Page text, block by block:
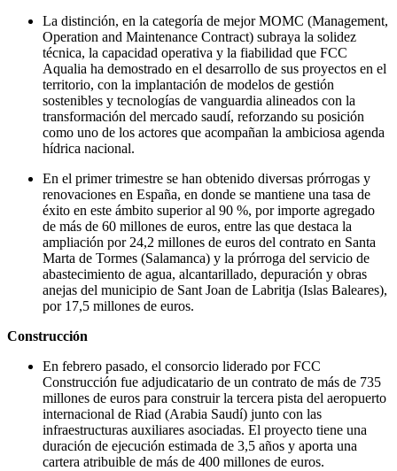
La distinción, en la categoría de mejor MOMC (Management,
Operation and Maintenance Contract) subraya la solidez
técnica, la capacidad operativa y la fiabilidad que FCC
Aqualia ha demostrado en el desarrollo de sus proyectos en el
territorio, con la implantación de modelos de gestión
sostenibles y tecnologías de vanguardia alineados con la
transformación del mercado saudí, reforzando su posición
como uno de los actores que acompañan la ambiciosa agenda
hídrica nacional.
En el primer trimestre se han obtenido diversas prórrogas y
renovaciones en España, en donde se mantiene una tasa de
éxito en este ámbito superior al 90 %, por importe agregado
de más de 60 millones de euros, entre las que destaca la
ampliación por 24,2 millones de euros del contrato en Santa
Marta de Tormes (Salamanca) y la prórroga del servicio de
abastecimiento de agua, alcantarillado, depuración y obras
anejas del municipio de Sant Joan de Labritja (Islas Baleares),
por 17,5 millones de euros.
Construcción
En febrero pasado, el consorcio liderado por FCC
Construcción fue adjudicatario de un contrato de más de 735
millones de euros para construir la tercera pista del aeropuerto
internacional de Riad (Arabia Saudí) junto con las
infraestructuras auxiliares asociadas. El proyecto tiene una
duración de ejecución estimada de 3,5 años y aporta una
cartera atribuible de más de 400 millones de euros.